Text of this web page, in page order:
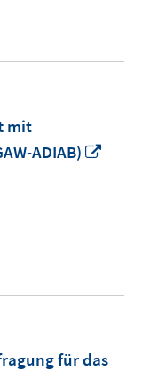
mit
ADIAB)
für das